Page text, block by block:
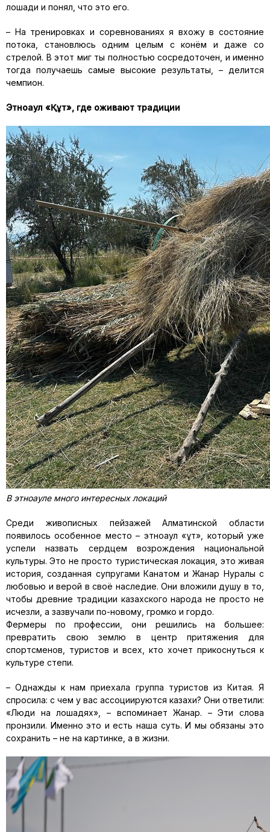
лошади и понял, что это его.
– На тренировках и соревнованиях я вхожу в состояние
потока, становлюсь одним целым с конём и даже со
стрелой. В этот миг ты полностью сосредоточен, и именно
тогда получаешь самые высокие результаты, – делится
чемпион.
Этноаул «Құт», где оживают традиции
В этноаулемного интересных локаций
Среди живописных пейзажейАлматинской области
появилось особенное место– этноаул «Құт», который уже
успели назвать сердцем возрождения национальной
культуры. Это не просто туристическая локация, это живая
история, созданная супругами Канатом иЖанар Нуралы с
любовью и верой в своё наследие. Они вложили душу в то,
чтобы древние традиции казахского народа не просто не
исчезли, а зазвучали по-новому, громко и гордо.
Фермеры по профессии, они решились на большее:
превратить свою землю в центр притяжения для
спортсменов, туристов и всех, кто хочет прикоснуться к
культуре степи.
– Однажды к нам приехала группа туристов из Китая. Я
спросила: с чем у вас ассоциируются казахи? Они ответили:
«Люди на лошадях» –вспоминаетЖанар. –Эти слова
пронзили. Именно это и есть наша суть. И мы обязаны это
сохранить – не на картинке, а в жизни.